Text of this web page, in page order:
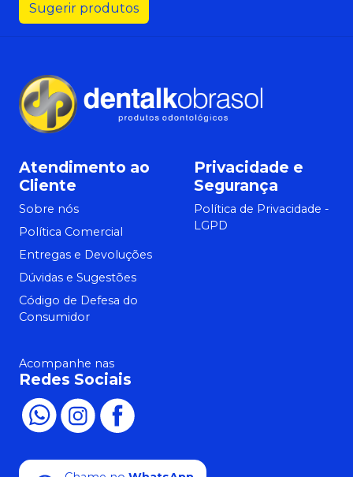
Sugerir produtos
Atendimento ao
Cliente
Sobre nós
Política Comercial
Entregas e Devoluções
Dúvidas e Sugestões
Código de Defesa do
Consumidor
Privacidade e
Segurança
Política de Privacidade -
LGPD
Acompanhe nas
Redes Sociais